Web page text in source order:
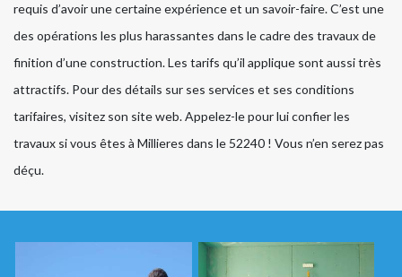
requis d’avoir une certaine expérience et un savoir-faire. C’est une
des opérations les plus harassantes dans le cadre des travaux de
finition d’une construction. Les tarifs qu’il applique sont aussi très
attractifs. Pour des détails sur ses services et ses conditions
tarifaires, visitez son site web. Appelez-le pour lui confier les
travaux si vous êtes à Millieres dans le 52240 ! Vous n’en serez pas
déçu.